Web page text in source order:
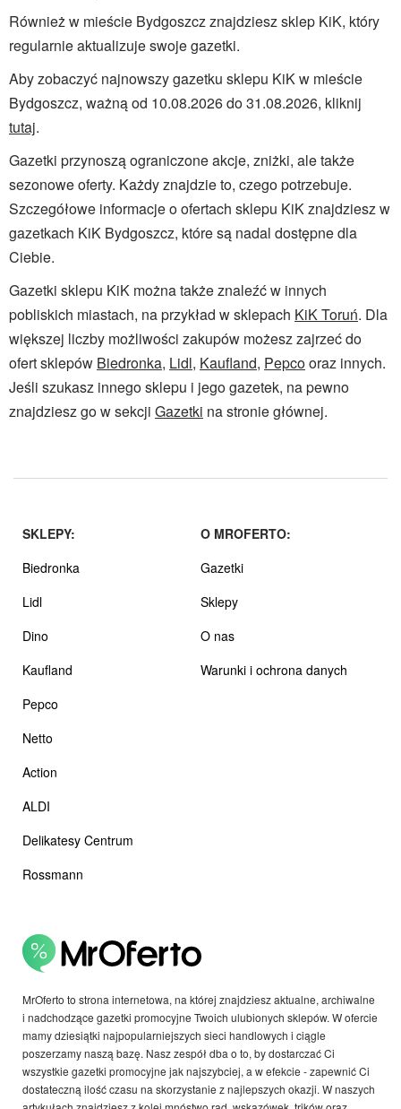
Również w mieście Bydgoszcz znajdziesz sklep KiK, który
regularnie aktualizuje swoje gazetki.
Aby zobaczyć najnowszy gazetku sklepu KiK w mieście
Bydgoszcz, ważną od 10.08.2026 do 31.08.2026, kliknij
tutaj.
Gazetki przynoszą ograniczone akcje, zniżki, ale także
sezonowe oferty. Każdy znajdzie to, czego potrzebuje.
Szczegółowe informacje o ofertach sklepu KiK znajdziesz w
gazetkach KiK Bydgoszcz, które są nadal dostępne dla
Ciebie.
Gazetki sklepu KiK można także znaleźć w innych
pobliskich miastach, na przykład w sklepach KiK Toruń. Dla
większej liczby możliwości zakupów możesz zajrzeć do
ofert sklepów Biedronka, Lidl, Kaufland, Pepcooraz innych.
Jeśli szukasz innego sklepu i jego gazetek, na pewno
znajdziesz go w sekcji Gazetki na stronie głównej.
MrOferto to strona internetowa, na której znajdziesz aktualne, archiwalne
i nadchodzące gazetki promocyjne Twoich ulubionych sklepów. W ofercie
mamy dziesiątki najpopularniejszych sieci handlowych i ciągle
poszerzamy naszą bazę. Nasz zespół dba o to, by dostarczać Ci
wszystkie gazetki promocyjne jak najszybciej, a w efekcie - zapewnić Ci
dostateczną ilość czasu na skorzystanie z najlepszych okazji. W naszych
SKLEPY:
Biedronka
Lidl
Dino
Kaufland
Pepco
Netto
Action
ALDI
Delikatesy Centrum
Rossmann
O MROFERTO:
Gazetki
Sklepy
O nas
Warunki i ochrona danych